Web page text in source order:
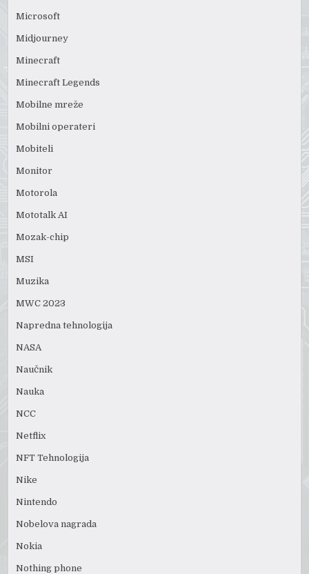
Microsoft
Midjourney
Minecraft
Minecraft Legends
Mobilne mreže
Mobilni operateri
Mobiteli
Monitor
Motorola
Mototalk AI
Mozak-chip
MSI
Muzika
MWC 2023
Napredna tehnologija
NASA
Naučnik
Nauka
NCC
Netflix
NFT Tehnologija
Nike
Nintendo
Nobelova nagrada
Nokia
Nothing phone